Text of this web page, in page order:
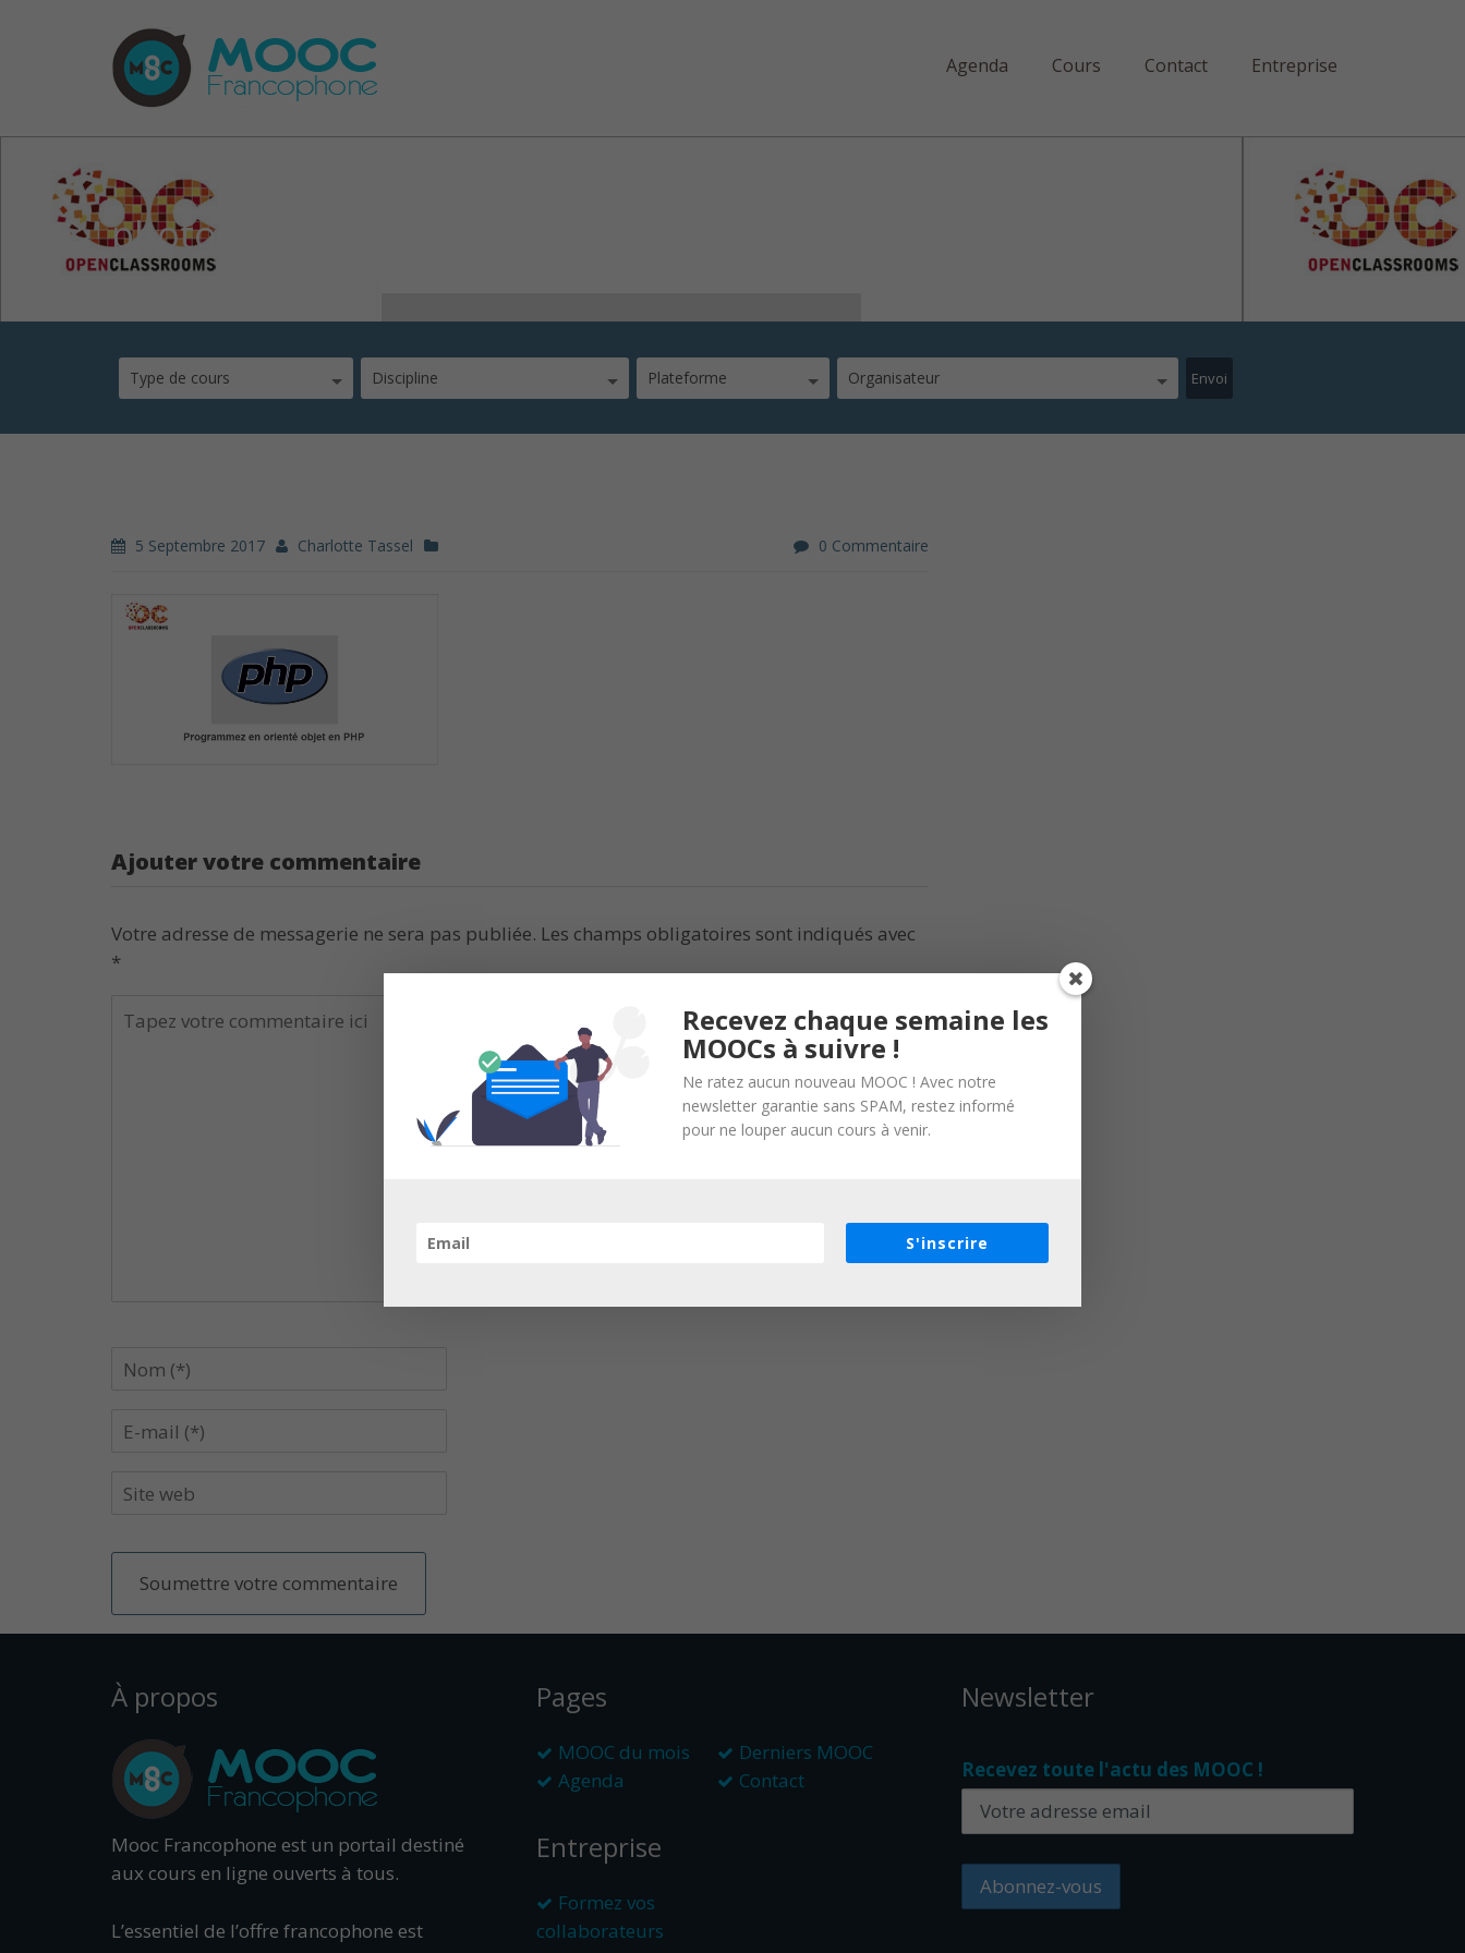
Agenda Cours Contact Entreprise
photos77
Type de cours Discipline Plateforme Organisateur
5 Septembre 2017 Charlotte Tassel 0 Commentaire
Ajouter votre commentaire
Votre adresse de messagerie ne sera pas publiée. Les champs obligatoires sont indiqués avec
*
À propos
Mooc Francophone est un portail destiné
aux cours en ligne ouverts à tous.
L’essentiel de l’offre francophone est
Pages
MOOC du mois
Derniers MOOC
Agenda
Contact
Entreprise
Formez vos
collaborateurs
Newsletter
Recevez toute l'actu des MOOC !
Recevez chaque semaine les
MOOCs à suivre !
Ne ratez aucun nouveau MOOC ! Avec notre
newsletter garantie sans SPAM, restez informé
pour ne louper aucun cours à venir.
S'inscrire